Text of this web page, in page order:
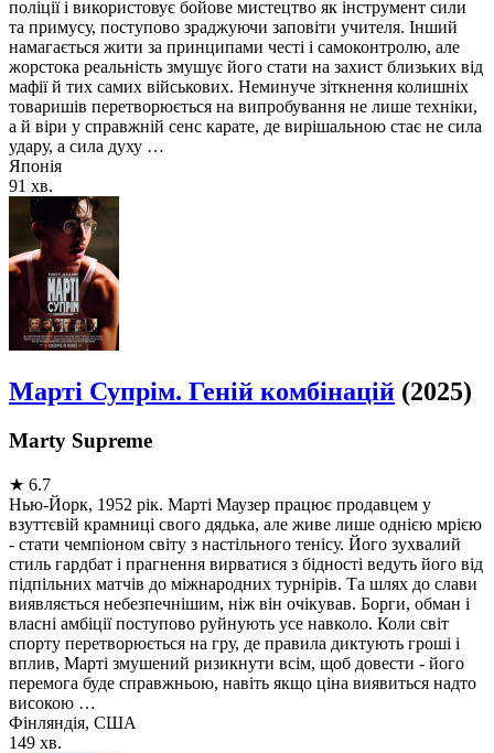
поліції і використовує бойове мистецтво як інструмент сили
та примусу, поступово зраджуючи заповіти учителя. Інший
намагається жити за принципами честі і самоконтролю, але
жорстока реальність змушує його стати на захист близьких від
мафії й тих самих військових. Неминуче зіткнення колишніх
товаришів перетворюється на випробування не лише техніки,
а й віри у справжній сенс карате, де вирішальною стає не сила
удару, а сила духу …
Японія
91 хв.
Марті Супрім. Геній комбінацій (2025)
Marty Supreme
★ 6.7
Нью-Йорк, 1952 рік. Марті Маузер працює продавцем у
взуттєвій крамниці свого дядька, але живе лише однією мрією
- стати чемпіоном світу з настільного тенісу. Його зухвалий
стиль гардбат і прагнення вирватися з бідності ведуть його від
підпільних матчів до міжнародних турнірів. Та шлях до слави
виявляється небезпечнішим, ніж він очікував. Борги, обман і
власні амбіції поступово руйнують усе навколо. Коли світ
спорту перетворюється на гру, де правила диктують гроші і
вплив, Марті змушений ризикнути всім, щоб довести - його
перемога буде справжньою, навіть якщо ціна виявиться надто
високою …
Фінляндія, США
149 хв.